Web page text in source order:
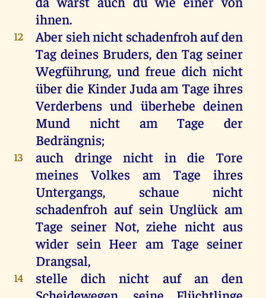
ihnen.
12
Aber sieh nicht schadenfroh auf den
Tag deines Bruders, den Tag seiner
Wegführung, und freue dich nicht
über die Kinder Juda am Tage ihres
Verderbens und überhebe deinen
Mund nicht am Tage der
Bedrängnis;
13
auch dringe nicht in die Tore
meines Volkes am Tage ihres
Untergangs, schaue nicht
schadenfroh auf sein Unglück am
Tage seiner Not, ziehe nicht aus
wider sein Heer am Tage seiner
Drangsal,
14
stelle dich nicht auf an den
Scheidewegen, seine Flüchtlinge